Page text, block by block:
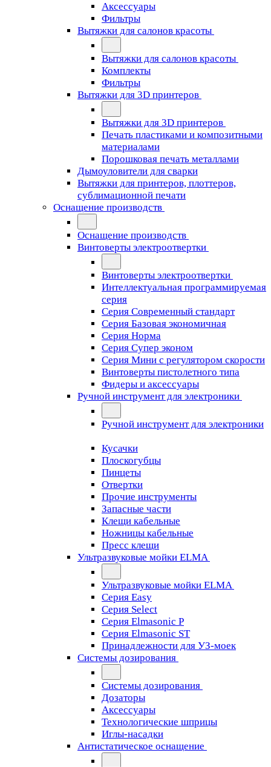
Аксессуары
Фильтры
Вытяжки для салонов красоты
Вытяжки для салонов красоты
Комплекты
Фильтры
Вытяжки для 3D принтеров
Вытяжки для 3D принтеров
Печать пластиками и композитными
материалами
Порошковая печать металлами
Дымоуловители для сварки
Вытяжки для принтеров, плоттеров,
сублимационной печати
Оснащение производств
Оснащение производств
Винтоверты электроотвертки
Винтоверты электроотвертки
Интеллектуальная программируемая
серия
Серия Современный стандарт
Серия Базовая экономичная
Серия Норма
Серия Cупер эконом
Серия Мини с регулятором скорости
Винтоверты пистолетного типа
Фидеры и аксессуары
Ручной инструмент для электроники
Ручной инструмент для электроники
Кусачки
Плоскогубцы
Пинцеты
Отвертки
Прочие инструменты
Запасные части
Клещи кабельные
Ножницы кабельные
Пресс клещи
Ультразвуковые мойки ELMA
Ультразвуковые мойки ELMA
Серия Easy
Серия Select
Серия Elmasonic P
Серия Elmasonic ST
Принадлежности для УЗ-моек
Системы дозирования
Системы дозирования
Дозаторы
Аксессуары
Технологические шприцы
Иглы-насадки
Антистатическое оснащение